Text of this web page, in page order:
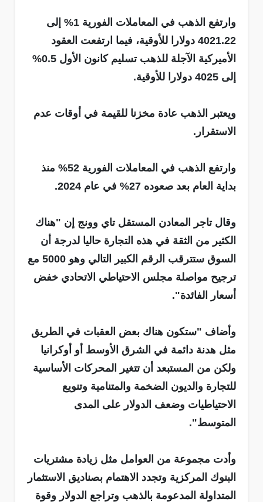
وارتفع الذهب في المعاملات الفورية 1% إلى
4021.22 دولارا للأوقية، فيما ارتفعت العقود
الأميركية الآجلة للذهب تسليم كانون الأول 0.5%
إلى 4025 دولارا للأوقية.
ويعتبر الذهب عادة مخزنا للقيمة في أوقات عدم
الاستقرار.
وارتفع الذهب في المعاملات الفورية 52% منذ
بداية العام بعد صعوده 27% في عام 2024.
وقال تاجر المعادن المستقل تاي وونج إن "هناك
الكثير من الثقة في هذه التجارة حاليا لدرجة أن
السوق ستترقب الرقم الكبير التالي وهو 5000 مع
ترجيح مواصلة مجلس الاحتياطي الاتحادي خفض
أسعار الفائدة".
وأضاف "ستكون هناك بعض العقبات في الطريق
مثل هدنة دائمة في الشرق الأوسط أو أوكرانيا
ولكن من المستبعد أن تتغير المحركات الأساسية
للتجارة والديون الضخمة والمتنامية وتنويع
الاحتياطيات وضعف الدولار على المدى
المتوسط".
وأدت مجموعة من العوامل مثل زيادة مشتريات
البنوك المركزية وتجدد الاهتمام بصناديق الاستثمار
المتداولة المدعومة بالذهب وتراجع الدولار وقوة